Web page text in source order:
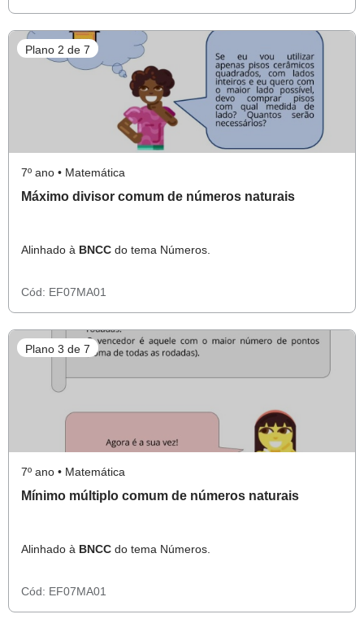
Plano 2 de 7
7º ano • Matemática
Máximo divisor comum de números naturais
Alinhado à BNCC do tema Números.
Cód: EF07MA01
Plano 3 de 7
7º ano • Matemática
Mínimo múltiplo comum de números naturais
Alinhado à BNCC do tema Números.
Cód: EF07MA01